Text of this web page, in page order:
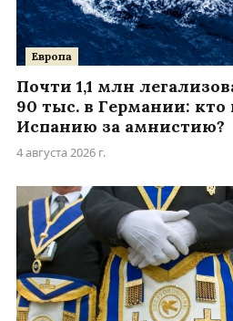
Европа
Почти 1,1 млн
90 тыс. в Германии: кто
Испанию за амнистию?
4 августа 2026 г.